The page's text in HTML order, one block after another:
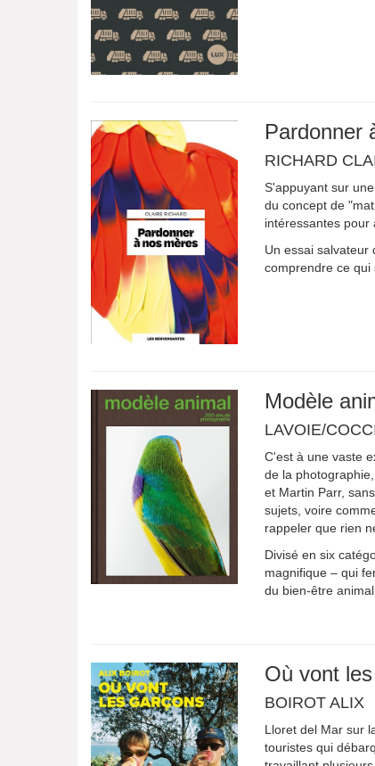
Pardonner
RICHARD
S'appuyant sur
du concept de
intéressantes pour
Un essai salvateur
comprendre ce qui
Modèle
LAVOIE/
C'est à une vaste
de la
et Martin Parr,
sujets, voire
rappeler que rien
Divisé en six
magnifique – qui
du bien-être
Où vont
BOIROT ALIX
Lloret del Mar sur
touristes qui